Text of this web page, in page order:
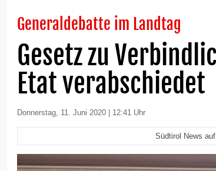
Generaldebatte im Landtag
Gesetz zu
Etat verabschiedet
Donnerstag, 11. Juni 2020 | 12:41 Uhr
Südtirol News